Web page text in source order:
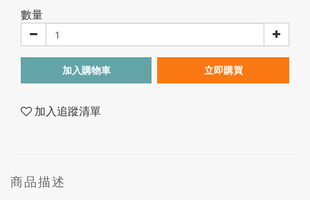
數量
加入購物車 立即購買
加入追蹤清單
商品描述